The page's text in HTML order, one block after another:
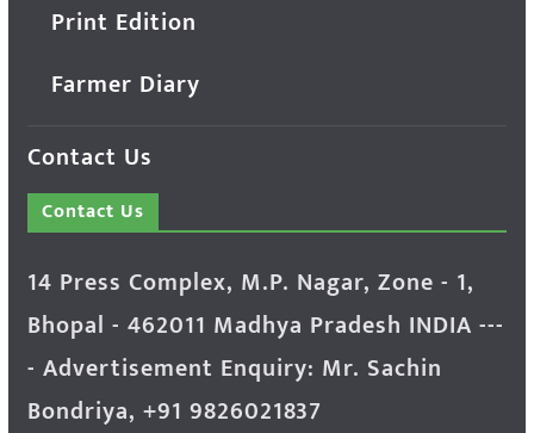
Print Edition
Farmer Diary
Contact Us
Contact Us
14 Press Complex, M.P. Nagar, Zone - 1,
Bhopal - 462011 Madhya Pradesh INDIA ---
- Advertisement Enquiry: Mr. Sachin
Bondriya, +91 9826021837